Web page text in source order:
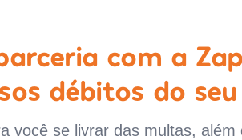
com a
débitos do
você se livrar das multas, além